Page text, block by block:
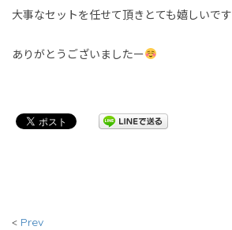
大事なセットを任せて頂きとても嬉しいです
ありがとうございましたー
< Prev